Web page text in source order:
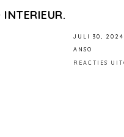
INTERIEUR.
JULI 30, 2024
ANSO
REACTIES